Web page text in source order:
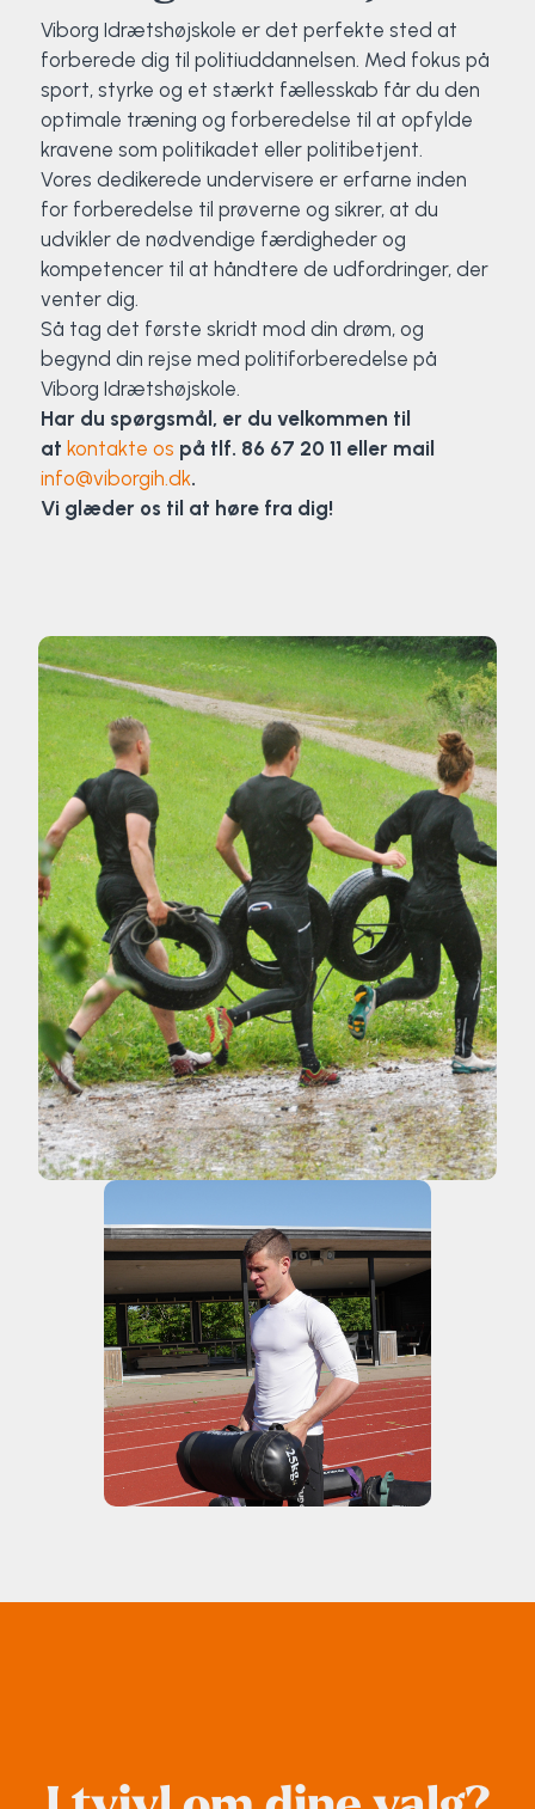
Viborg Idrætshøjskole er det perfekte sted at
forberede dig til politiuddannelsen. Med fokus på
sport, styrke og et stærkt fællesskab får du den
optimale træning og forberedelse til at opfylde
kravene som politikadet eller politibetjent.
Vores dedikerede undervisere er erfarne inden
for forberedelse til prøverne og sikrer, at du
udvikler de nødvendige færdigheder og
kompetencer til at håndtere de udfordringer, der
venter dig.
Så tag det første skridt mod din drøm, og
begynd din rejse med politiforberedelse på
Viborg Idrætshøjskole.
Har du spørgsmål, er du velkommen til
at kontakte os på tlf. 86 67 20 11 eller mail
info@viborgih.dk.
Vi glæder os til at høre fra dig!